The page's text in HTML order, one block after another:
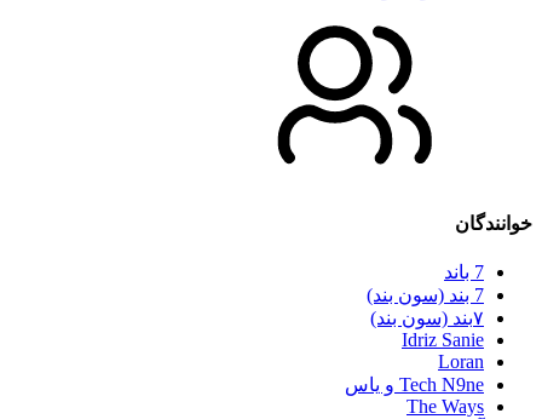
خوانندگان
7 باند
7 بند (سون بند)
۷بند (سون بند)
Idriz Sanie
Loran
Tech N9ne و یاس
The Ways